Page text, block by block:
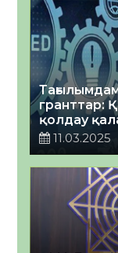
гранттар:
қолдау
11.03.2025